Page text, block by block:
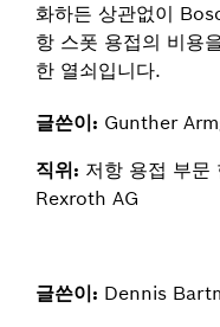
화하든 상관없이
항 스폿 용접의 비용
한 열쇠입니다.
글쓴이: Gunther
직위: 저항 용접 부문
Rexroth AG
글쓴이: Dennis